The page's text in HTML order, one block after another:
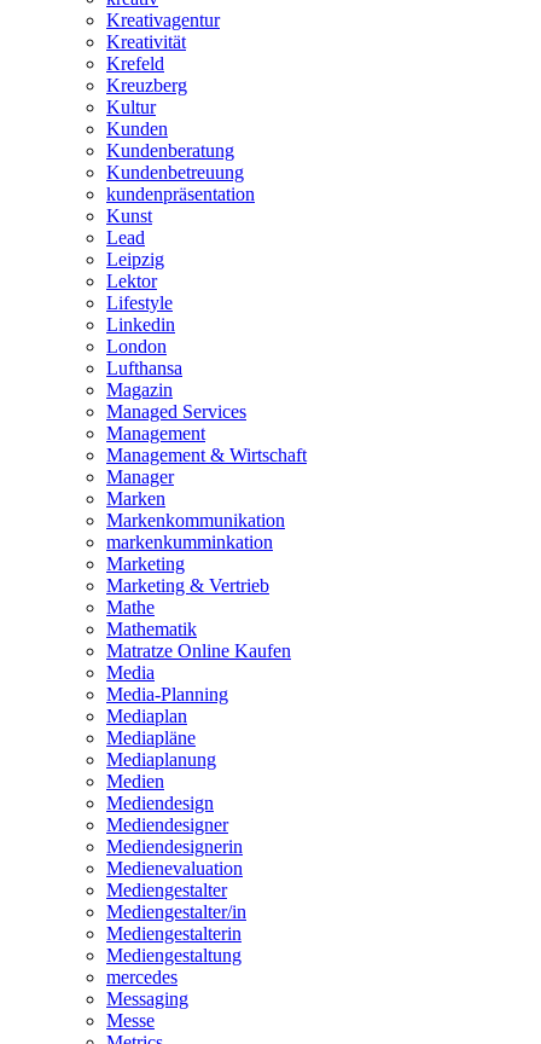
Kreativagentur
Kreativität
Krefeld
Kreuzberg
Kultur
Kunden
Kundenberatung
Kundenbetreuung
kundenpräsentation
Kunst
Lead
Leipzig
Lektor
Lifestyle
Linkedin
London
Lufthansa
Magazin
Managed Services
Management
Management & Wirtschaft
Manager
Marken
Markenkommunikation
markenkumminkation
Marketing
Marketing & Vertrieb
Mathe
Mathematik
Matratze Online Kaufen
Media
Media-Planning
Mediaplan
Mediapläne
Mediaplanung
Medien
Mediendesign
Mediendesigner
Mediendesignerin
Medienevaluation
Mediengestalter
Mediengestalter/in
Mediengestalterin
Mediengestaltung
mercedes
Messaging
Messe